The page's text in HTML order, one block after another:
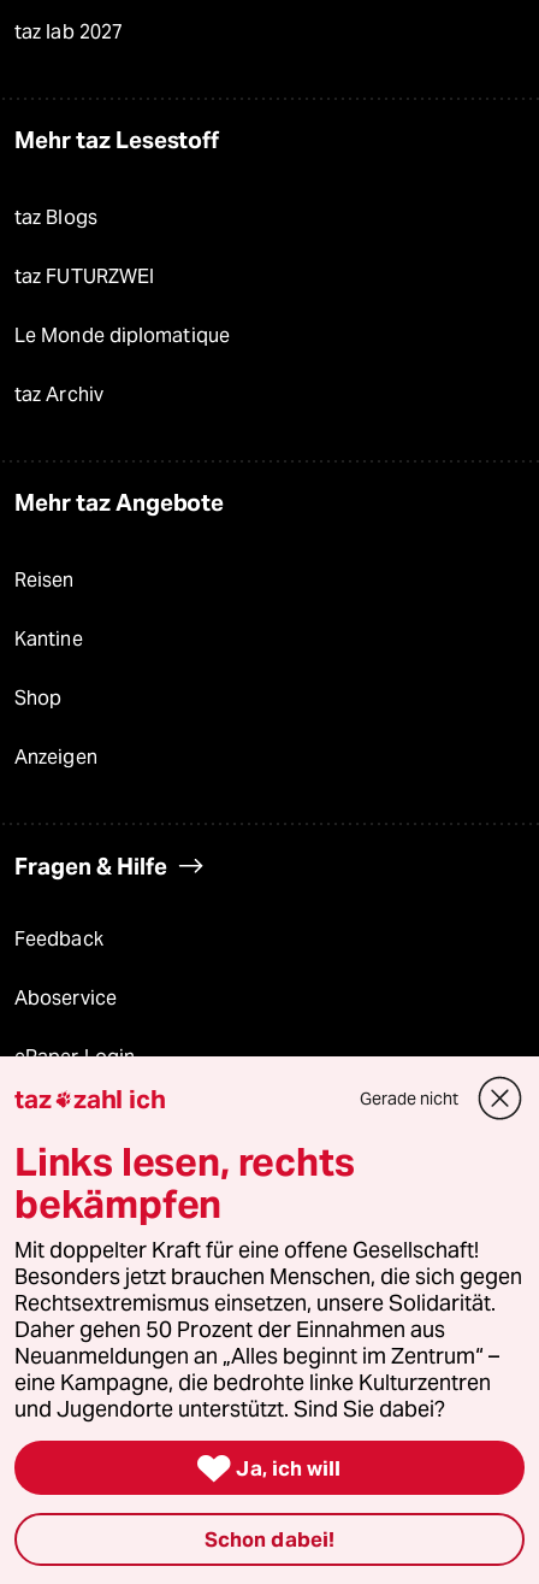
taz lab 2027
Mehr taz Lesestoff
taz Blogs
taz FUTURZWEI
Le Monde diplomatique
taz Archiv
Mehr taz Angebote
Reisen
Kantine
Shop
Anzeigen
Fragen & Hilfe
Feedback
Aboservice
ePaper Login
Downloads für Abonnierende
© 2026 taz Verlags und Vertriebs GmbH
Alle Rechte vorbehalten. Bei rechtlichen Fragen oder für Genehmigungen
wenden Sie sich bitte an lizenzen@taz.de
Feedback Redaktionsstatut Kommune-Richtlinien
Leitlinie Informant Datenschutz Impressum AGB
Seitenwende Einwilligungen widerrufen (Ads)
taz zahl ich Gerade nicht
Links lesen, rechts
bekämpfen
Mit doppelter Kraft für eine offene Gesellschaft!
Besonders jetzt brauchen Menschen, die sich gegen
Rechtsextremismus einsetzen, unsere Solidarität.
Daher gehen 50 Prozent der Einnahmen aus
Neuanmeldungen an „Alles beginnt im Zentrum“ –
eine Kampagne, die bedrohte linke Kulturzentren
und Jugendorte unterstützt. Sind Sie dabei?
 Ja, ich will
Schon dabei!